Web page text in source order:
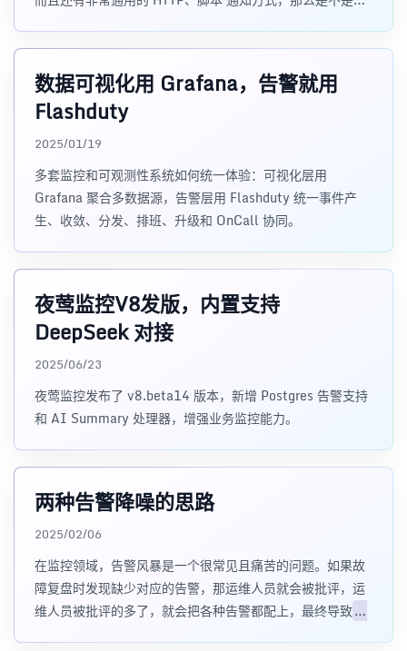
数据可视化用 Grafana，告警就用
Flashduty
2025/01/19
多套监控和可观测性系统如何统一体验：可视化层用
Grafana 聚合多数据源，告警层用 Flashduty 统一事件产
生、收敛、分发、排班、升级和 OnCall 协同。
夜莺监控V8发版，内置支持
DeepSeek 对接
2025/06/23
夜莺监控发布了 v8.beta14 版本，新增 Postgres 告警支持
和 AI Summary 处理器，增强业务监控能力。
两种告警降噪的思路
2025/02/06
在监控领域，告警风暴是一个很常见且痛苦的问题。如果故
障复盘时发现缺少对应的告警，那运维人员就会被批评，运
维人员被批评的多了，就会把各种告警都配上，最终导致告